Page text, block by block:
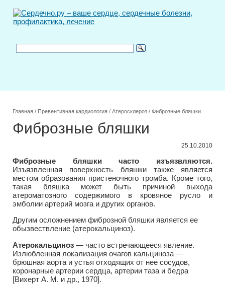
Главная / Превентивная кардиология / Атеросклероз / Фиброзные бляшки
Фиброзные бляшки
25.10.2010
Фиброзные бляшки часто изъязвляются.
Изъязвленная поверхность бляшки также является
местом образования пристеночного тромба. Кроме того,
такая бляшка может быть причиной выхода
атероматозного содержимого в кровяное русло и
эмболии артерий мозга и других органов.
Другим осложнением фиброзной бляшки является ее
обызвествление (атерокальциноз).
Атерокальциноз — часто встречающееся явление.
Излюбленная локализация очагов кальциноза —
брюшная аорта и устья отходящих от нее сосудов,
коронарные артерии сердца, артерии таза и бедра
[Вихерт А. М. и др., 1970].